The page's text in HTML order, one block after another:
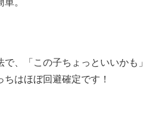
。
、「この子ちょっといいかも」
はほぼ回避確定です！